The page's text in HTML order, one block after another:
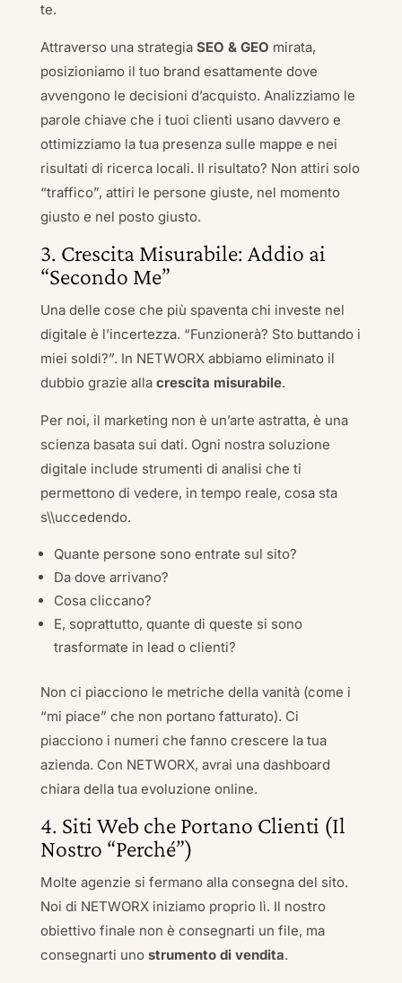
te.
Attraverso una strategia SEO & GEO mirata,
posizioniamo il tuo brand esattamente dove
avvengono le decisioni d’acquisto. Analizziamo le
parole chiave che i tuoi clienti usano davvero e
ottimizziamo la tua presenza sulle mappe e nei
risultati di ricerca locali. Il risultato? Non attiri solo
“traffico”, attiri le persone giuste, nel momento
giusto e nel posto giusto.
3. Crescita Misurabile: Addio ai
“Secondo Me”
Una delle cose che più spaventa chi investe nel
digitale è l’incertezza. “Funzionerà? Sto buttando i
miei soldi?”. In NETWORX abbiamo eliminato il
dubbio grazie alla crescita misurabile.
Per noi, il marketing non è un’arte astratta, è una
scienza basata sui dati. Ogni nostra soluzione
digitale include strumenti di analisi che ti
permettono di vedere, in tempo reale, cosa sta
s\\uccedendo.
Quante persone sono entrate sul sito?
Da dove arrivano?
Cosa cliccano?
E, soprattutto, quante di queste si sono
trasformate in lead o clienti?
Non ci piacciono le metriche della vanità (come i
“mi piace” che non portano fatturato). Ci
piacciono i numeri che fanno crescere la tua
azienda. Con NETWORX, avrai una dashboard
chiara della tua evoluzione online.
4. Siti Web che Portano Clienti (Il
Nostro “Perché”)
Molte agenzie si fermano alla consegna del sito.
Noi di NETWORX iniziamo proprio lì. Il nostro
obiettivo finale non è consegnarti un file, ma
consegnarti uno strumento di vendita.